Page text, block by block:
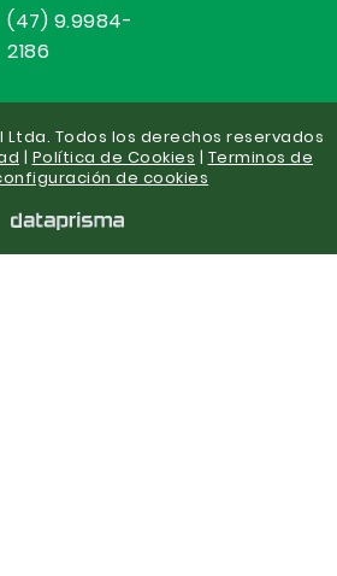
(47) 9.9984-
2186
Ltda. Todos los derechos reservados
| Política de Cookies | Terminos de
de cookies